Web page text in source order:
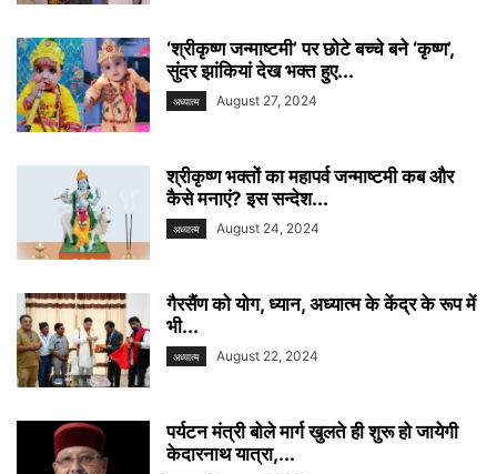
‘श्रीकृष्ण जन्माष्टमी’ पर छोटे बच्चे बने ‘कृष्ण’,
सुंदर झांकियां देख भक्त हुए...
अध्यात्म August 27, 2024
श्रीकृष्ण भक्तों का महापर्व जन्माष्टमी कब और
कैसे मनाएं? इस सन्देश...
अध्यात्म August 24, 2024
गैरसैंण को योग, ध्यान, अध्यात्म के केंद्र के रूप में
भी...
अध्यात्म August 22, 2024
पर्यटन मंत्री बोले मार्ग खुलते ही शुरू हो जायेगी
केदारनाथ यात्रा,...